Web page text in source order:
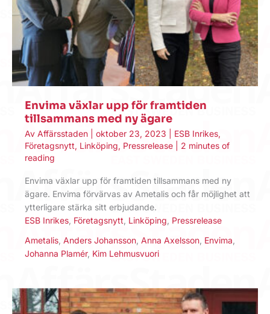
Envima växlar upp för framtiden
tillsammans med ny ägare
Av Affärsstaden oktober 23, 2023 ESB Inrikes,
Företagsnytt, Linköping, Pressrelease
2 minutes of
reading
Envima växlar upp för framtiden tillsammans med ny
ägare. Envima förvärvas av Ametalis och får möjlighet att
ytterligare stärka sitt erbjudande.
ESB Inrikes Företagsnytt Linköping Pressrelease
Ametalis Anders Johansson Anna Axelsson Envima
Johanna Plamér, Kim Lehmusvuori